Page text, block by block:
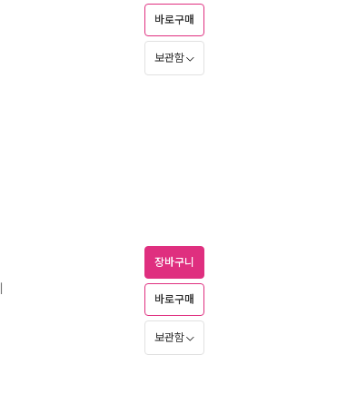
바로구매
보관함
장바구니
바로구매
보관함